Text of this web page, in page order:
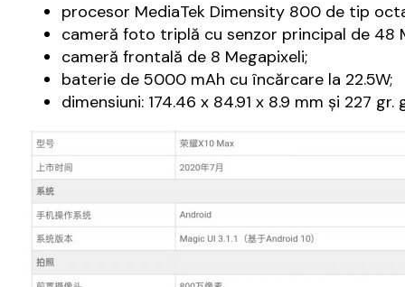
procesor MediaTek Dimensity 800 de tip
cameră foto triplă cu senzor principal de 48
cameră frontală de 8 Megapixeli;
baterie de 5000 mAh cu încărcare la 22.5W;
dimensiuni: 174.46 x 84.91 x 8.9 mm şi 227 gr.